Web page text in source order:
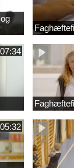
07:34
05:32